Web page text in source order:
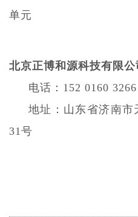
单元
北京正博和源科技有限公
电话： 152 0160 3266
地址：山东省济南市
31号